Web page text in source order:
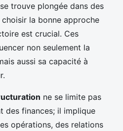
trouve plongée dans des
la bonne approche
est crucial. Ces
non seulement la
aussi sa capacité à
ne se limite pas
des finances; il implique
opérations, des relations